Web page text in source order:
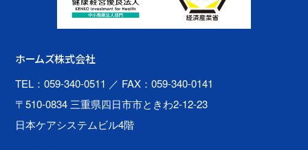
ホームズ株式会社
TEL：059-340-0511 ／ FAX：059-340-0141
〒510-0834 三重県四日市市ときわ2-12-23
日本ケアシステムビル4階